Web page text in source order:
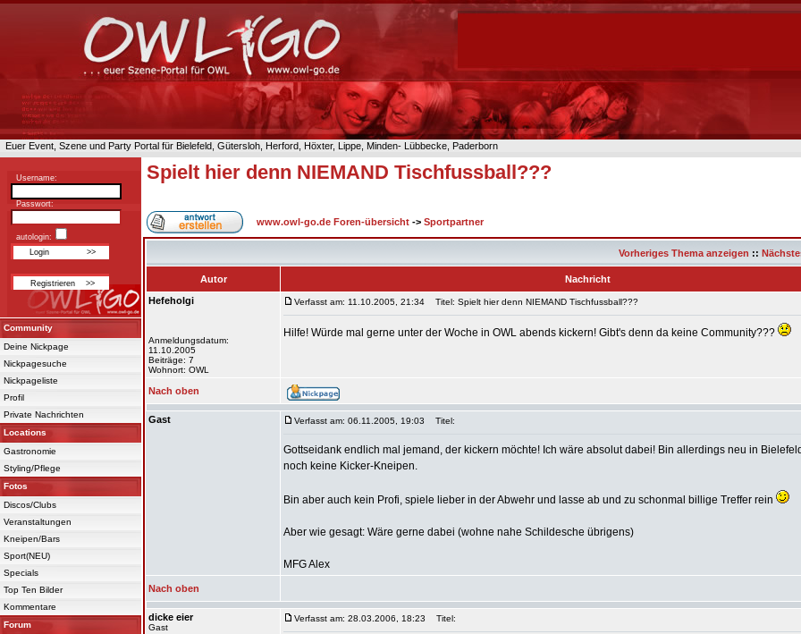
Euer Event, Szene und Party Portal für Bielefeld, Gütersloh, Herford, Höxter, Lippe, Minden- Lübbecke, Paderborn
Username:
Passwort:
autologin:
Community
Deine Nickpage
Nickpagesuche
Nickpageliste
Profil
Private Nachrichten
Locations
Gastronomie
Styling/Pflege
Fotos
Discos/Clubs
Veranstaltungen
Kneipen/Bars
Sport(NEU)
Specials
Top Ten Bilder
Kommentare
Forum
Spielt hier denn NIEMAND Tischfussball???
www.owl-go.de Foren-übersicht -> Sportpartner
Vorheriges Thema anzeigen ::
Autor
Nachricht
Hefeholgi
Anmeldungsdatum:
11.10.2005
Beiträge: 7
Wohnort: OWL
Verfasst am: 11.10.2005, 21:34 Titel: Spielt hier denn NIEMAND Tischfussball???
Hilfe! Würde mal gerne unter der Woche in OWL abends kickern! Gibt's denn da keine Community???
Nach oben
Gast Verfasst am: 06.11.2005, 19:03 Titel:
Gottseidank endlich mal jemand, der kickern möchte! Ich wäre absolut dabei! Bin allerdings neu in
noch keine Kicker-Kneipen.
Bin aber auch kein Profi, spiele lieber in der Abwehr und lasse ab und zu schonmal billige Treffer rein
Aber wie gesagt: Wäre gerne dabei (wohne nahe Schildesche übrigens)
MFG Alex
Nach oben
dicke eier
Gast
Verfasst am: 28.03.2006, 18:23 Titel: